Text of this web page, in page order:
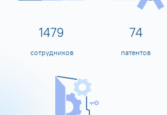
1596
сотрудников
80
патентов